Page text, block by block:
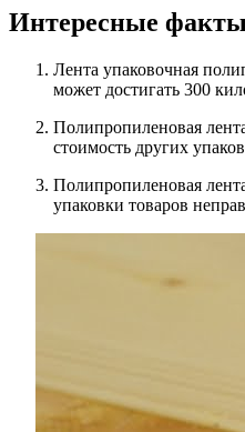
Интересные факты
Лента упаковочная
может достигать 300
Полипропиленовая
стоимость других
Полипропиленовая
упаковки товаров